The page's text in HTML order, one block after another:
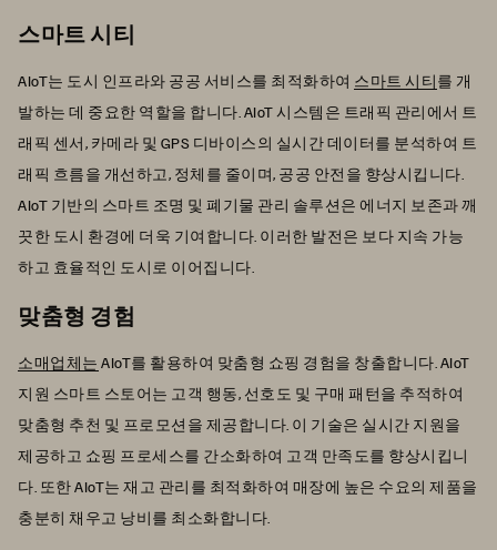
스마트 시티
AIoT는 도시 인프라와 공공 서비스를 최적화하여 스마트 시티를 개
발하는 데 중요한 역할을 합니다. AIoT 시스템은 트래픽 관리에서 트
래픽 센서, 카메라 및 GPS 디바이스의 실시간 데이터를 분석하여 트
래픽 흐름을 개선하고, 정체를 줄이며, 공공 안전을 향상시킵니다.
AIoT 기반의 스마트 조명 및 폐기물 관리 솔루션은 에너지 보존과 깨
끗한 도시 환경에 더욱 기여합니다. 이러한 발전은 보다 지속 가능
하고 효율적인 도시로 이어집니다.
맞춤형 경험
소매업체는 AIoT를 활용하여 맞춤형 쇼핑 경험을 창출합니다. AIoT
지원 스마트 스토어는 고객 행동, 선호도 및 구매 패턴을 추적하여
맞춤형 추천 및 프로모션을 제공합니다. 이 기술은 실시간 지원을
제공하고 쇼핑 프로세스를 간소화하여 고객 만족도를 향상시킵니
다. 또한 AIoT는 재고 관리를 최적화하여 매장에 높은 수요의 제품을
충분히 채우고 낭비를 최소화합니다.